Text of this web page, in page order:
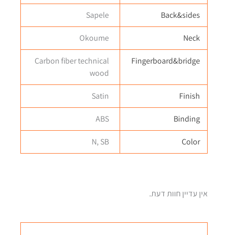
Back&sides
Sapele
Neck
Okoume
Fingerboard&bridge
Carbon fiber technical
wood
Finish
Satin
Binding
ABS
Color
N, SB
אין עדיין חוות דעת.